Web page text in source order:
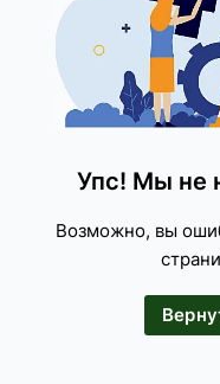
Упс! Мы не
Возможно, вы